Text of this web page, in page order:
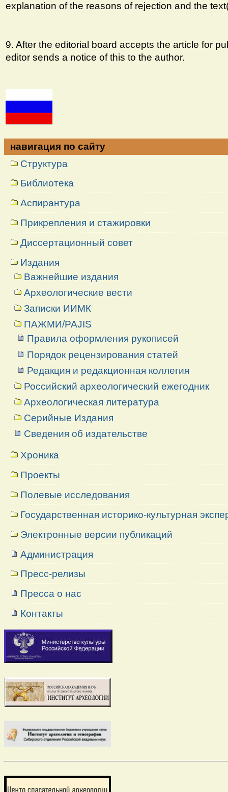
explanation of the reasons of rejection and the
9. After the editorial board accepts the article for
editor sends a notice of this to the author.
навигация по сайту
Структура
Библиотека
Аспирантура
Прикрепления и стажировки
Диссертационный совет
Издания
Важнейшие издания
Археологические вести
Записки ИИМК
ПАЖМИ/PAJIS
Правила оформления рукописей
Порядок рецензирования статей
Редакция и редакционная коллегия
Российский археологический ежегодник
Археологическая литература
Серийные Издания
Сведения об издательстве
Хроника
Проекты
Полевые исследования
Государственная историко-культурная
Электронные версии публикаций
Администрация
Пресс-релизы
Пресса о нас
Контакты